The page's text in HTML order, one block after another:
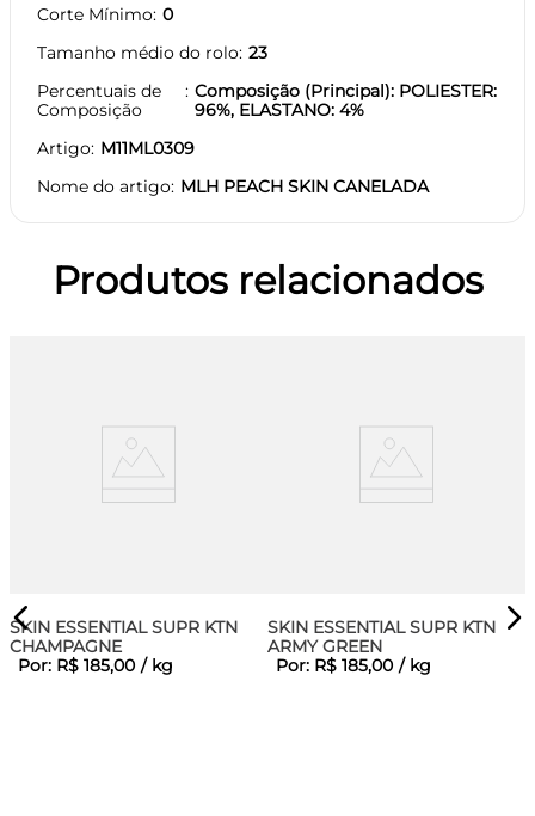
Corte Mínimo 0
Tamanho médio do rolo 23
Percentuais de
Composição
Composição (Principal): POLIESTER:
96%, ELASTANO: 4%
Artigo M11ML0309
Nome do artigo MLH PEACH SKIN CANELADA
Produtos relacionados
SKIN ESSENTIAL SUPR KTN
CHAMPAGNE
Por: R$ 185,00 / kg
SKIN ESSENTIAL SUPR KTN
ARMY GREEN
Por: R$ 185,00 / kg